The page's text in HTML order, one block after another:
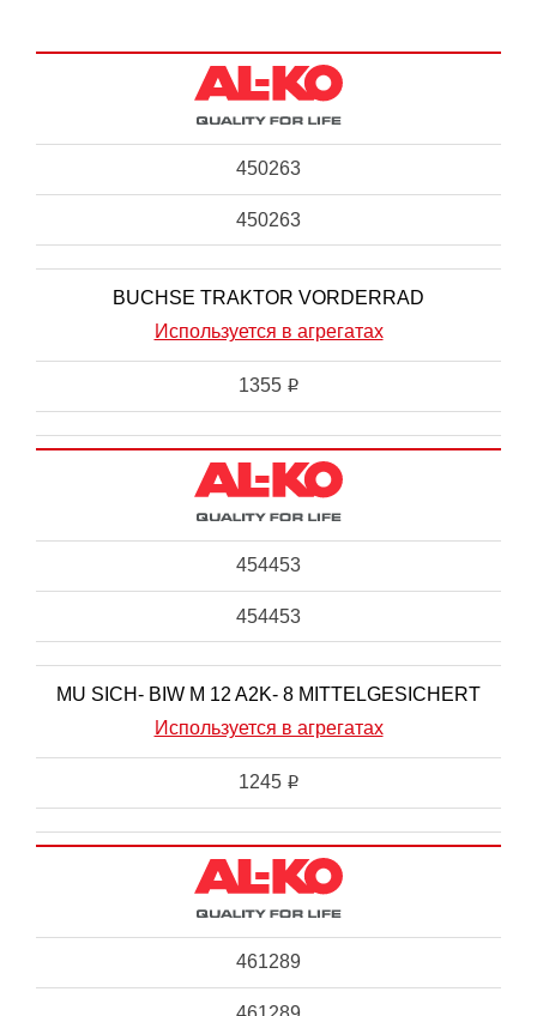
450263
450263
BUCHSE TRAKTOR VORDERRAD
Используется в агрегатах
1355 i
454453
454453
MU SICH- BIW M 12 A2K- 8 MITTELGESICHERT
Используется в агрегатах
1245 i
461289